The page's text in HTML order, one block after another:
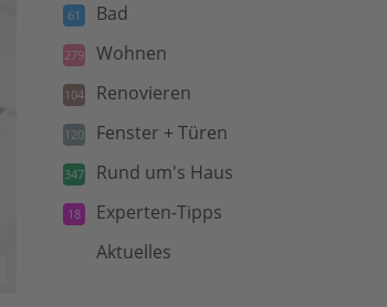
61 Bad
279 Wohnen
104 Renovieren
120 Fenster + Türen
347 Rund um's Haus
18 Experten-Tipps
Aktuelles